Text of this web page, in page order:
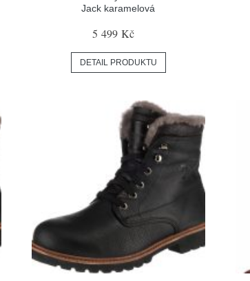
Jack karamelová
5 499 Kč
DETAIL PRODUKTU